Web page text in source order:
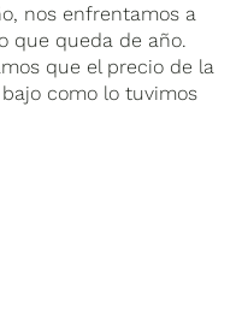
nos enfrentamos a
que queda de año.
que el precio de la
como lo tuvimos